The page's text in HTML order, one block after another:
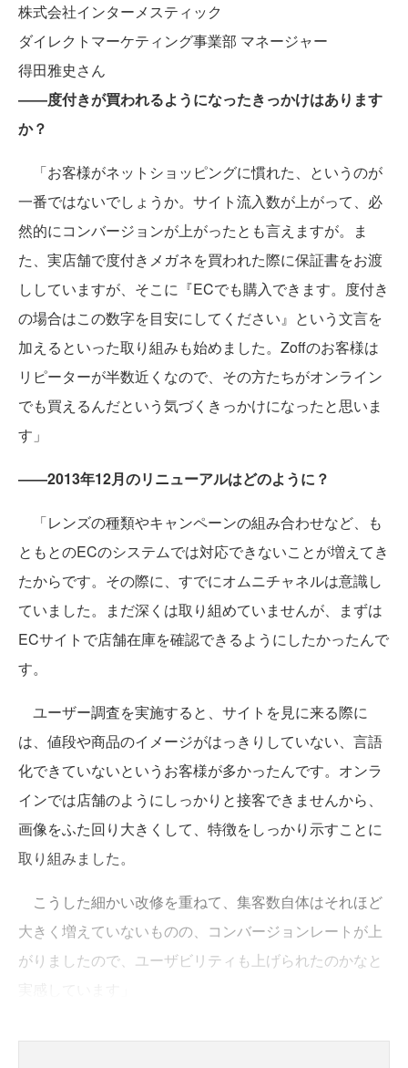
株式会社インターメスティック
ダイレクトマーケティング事業部 マネージャー
得田雅史さん
――度付きが買われるようになったきっかけはあります
か？
「お客様がネットショッピングに慣れた、というのが
一番ではないでしょうか。サイト流入数が上がって、必
然的にコンバージョンが上がったとも言えますが。ま
た、実店舗で度付きメガネを買われた際に保証書をお渡
ししていますが、そこに『ECでも購入できます。度付き
の場合はこの数字を目安にしてください』という文言を
加えるといった取り組みも始めました。Zoffのお客様は
リピーターが半数近くなので、その方たちがオンライン
でも買えるんだという気づくきっかけになったと思いま
す」
――2013年12月のリニューアルはどのように？
「レンズの種類やキャンペーンの組み合わせなど、も
ともとのECのシステムでは対応できないことが増えてき
たからです。その際に、すでにオムニチャネルは意識し
ていました。まだ深くは取り組めていませんが、まずは
ECサイトで店舗在庫を確認できるようにしたかったんで
す。
ユーザー調査を実施すると、サイトを見に来る際に
は、値段や商品のイメージがはっきりしていない、言語
化できていないというお客様が多かったんです。オンラ
インでは店舗のようにしっかりと接客できませんから、
画像をふた回り大きくして、特徴をしっかり示すことに
取り組みました。
こうした細かい改修を重ねて、集客数自体はそれほど
大きく増えていないものの、コンバージョンレートが上
がりましたので、ユーザビリティも上げられたのかなと